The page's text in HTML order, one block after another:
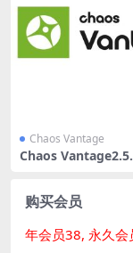
Chaos Vantage
Chaos
购买会员
年会员38, 永久